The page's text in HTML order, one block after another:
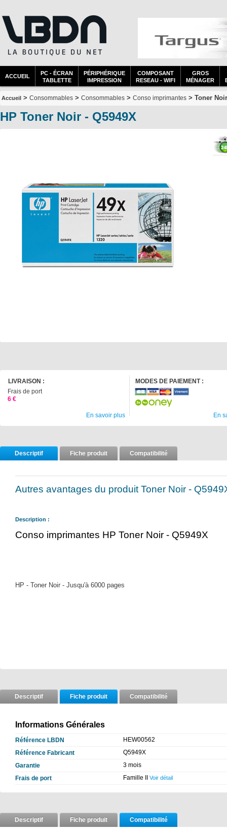
ACCUEIL
PC - ÉCRAN
TABLETTE
PÉRIPHÉRIQUE
IMPRESSION
COMPOSANT
RESEAU - WIFI
GROS
MÉNAGER
Accueil > Consommables > Consommables > Conso imprimantes > Toner
HP Toner Noir - Q5949X
LIVRAISON :
Frais de port
6 €
En savoir plus
MODES DE PAIEMENT :
En
Descriptif Fiche produit Compatibilité
Autres avantages du produit Toner Noir -
Description :
Conso imprimantes HP Toner Noir - Q5949X
HP - Toner Noir - Jusqu'à 6000 pages
Descriptif Fiche produit Compatibilité
Informations Générales
Référence LBDN
HEW00562
Référence Fabricant
Q5949X
Garantie
3 mois
Frais de port
Famille II Voir détail
Descriptif Fiche produit Compatibilité